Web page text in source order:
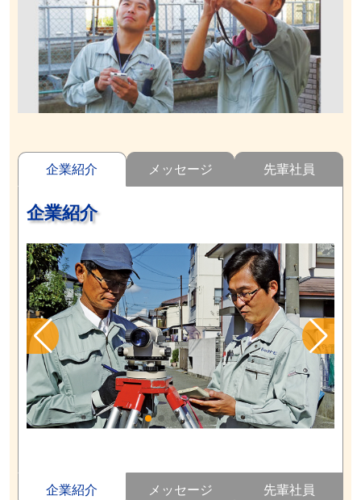
企業紹介 メッセージ 先輩社員
企業紹介
企業紹介 メッセージ 先輩社員